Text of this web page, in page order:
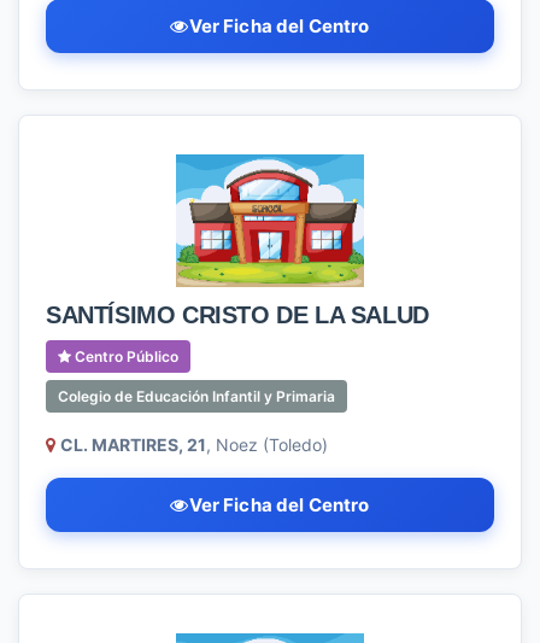
Ver Ficha del Centro
SANTÍSIMO CRISTO DE LA SALUD
Centro Público
Colegio de Educación Infantil y Primaria
CL. MARTIRES, 21, Noez (Toledo)
Ver Ficha del Centro